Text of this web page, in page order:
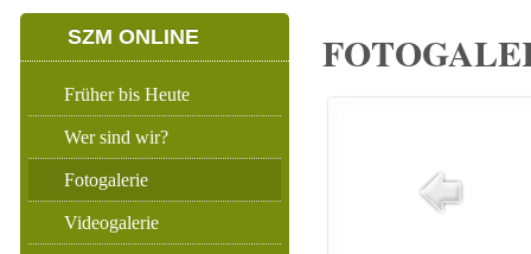
SZM ONLINE
Früher bis Heute
Wer sind wir?
Fotogalerie
Videogalerie